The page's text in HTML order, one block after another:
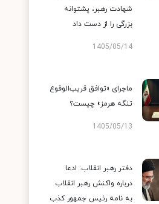
شهادت رهبر، پشتوانه
بزرگی را از دست داد
1405/05/14
ماجرای «توافق قریب‌الوقوع
تنگه هرمز» چیست؟
1405/05/13
دفتر رهبر انقلاب: ادعا
درباره واکنش رهبر انقلاب
به نامه رئیس جمهور کذب